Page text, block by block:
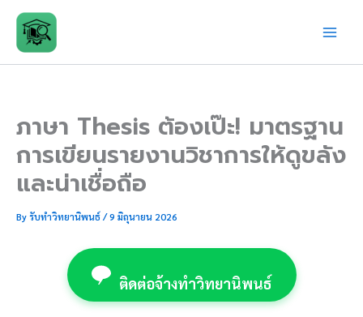
content
ภาษา Thesis ต้องเป๊ะ! มาตรฐาน
การเขียนรายงานวิชาการให้ดูขลัง
และน่าเชื่อถือ
Byรับทำวิทยานิพนธ์/9 มิถุนายน 2026
ติดต่อจ้างทำวิทยานิพนธ์